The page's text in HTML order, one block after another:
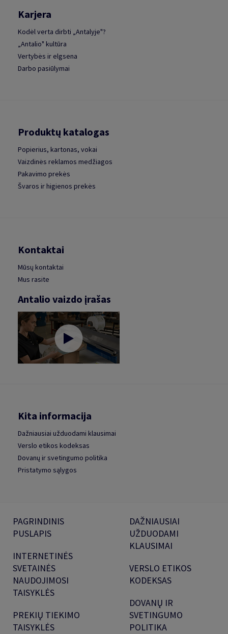
Karjera
Kodėl verta dirbti „Antalyje"?
„Antalio" kultūra
Vertybės ir elgsena
Darbo pasiūlymai
Produktų katalogas
Popierius, kartonas, vokai
Vaizdinės reklamos medžiagos
Pakavimo prekės
Švaros ir higienos prekės
Kontaktai
Mūsų kontaktai
Mus rasite
Antalio vaizdo įrašas
Kita informacija
Dažniausiai užduodami klausimai
Verslo etikos kodeksas
Dovanų ir svetingumo politika
Pristatymo sąlygos
PAGRINDINIS
PUSLAPIS
INTERNETINĖS
SVETAINĖS
NAUDOJIMOSI
TAISYKLĖS
PREKIŲ TIEKIMO
TAISYKLĖS
DAŽNIAUSIAI
UŽDUODAMI
KLAUSIMAI
VERSLO ETIKOS
KODEKSAS
DOVANŲ IR
SVETINGUMO
POLITIKA